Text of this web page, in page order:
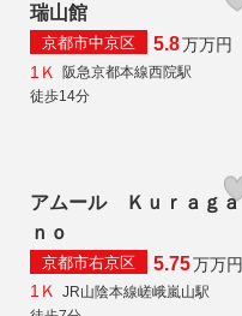
瑞山館
京都市中京区 5.8万万円
1Ｋ
阪急京都本線西院駅
徒歩14分
アムール Ｋｕｒａｇａ
ｎｏ
京都市右京区 5.75万万円
1Ｋ JR山陰本線嵯峨嵐山駅